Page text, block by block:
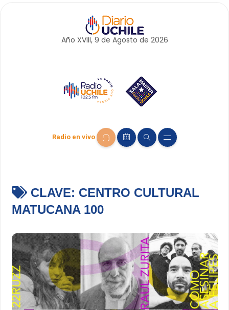
Año XVIII, 9 de Agosto de 2026
Radio en vivo
CLAVE: CENTRO CULTURAL
MATUCANA 100